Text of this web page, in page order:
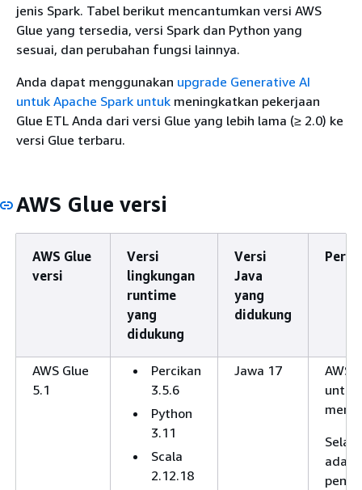
jenis Spark. Tabel berikut mencantumkan versi AWS
Glue yang tersedia, versi Spark dan Python yang
sesuai, dan perubahan fungsi lainnya.
Anda dapat menggunakan upgrade Generative AI
untuk Apache Spark untuk meningkatkan pekerjaan
Glue ETL Anda dari versi Glue yang lebih lama (≥ 2.0) ke
versi Glue terbaru.
AWS Glue versi
AWS Glue
versi
Versi
lingkungan
runtime
yang
didukung
Versi
Java
yang
didukung
AWS Glue
5.1
Percikan
3.5.6
Python
3.11
Scala
2.12.18
Jawa 17
AWS
untuk
ada